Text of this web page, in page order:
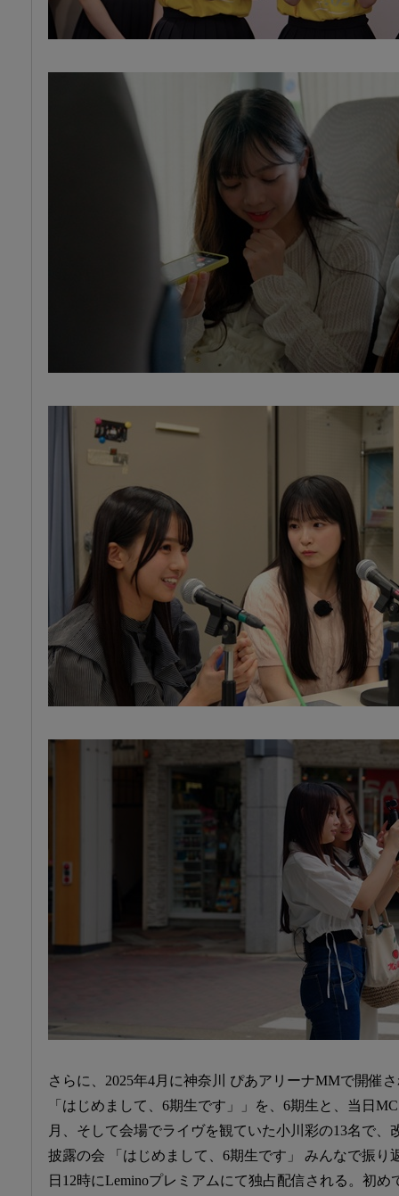
さらに、2025年4月に神奈川 ぴあアリーナMMで開催
「はじめまして、6期生です」」を、6期生と、当日
月、そして会場でライヴを観ていた小川彩の13名で、
披露の会 「はじめまして、6期生です」 みんなで振り
日12時にLeminoプレミアムにて独占配信される。初